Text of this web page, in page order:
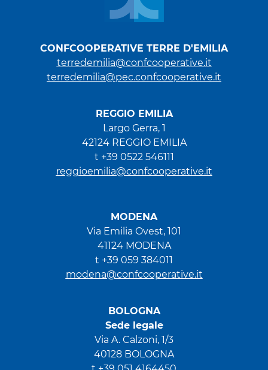
CONFCOOPERATIVE TERRE D'EMILIA
terredemilia@confcooperative.it
terredemilia@pec.confcooperative.it
REGGIO EMILIA
Largo Gerra, 1
42124 REGGIO EMILIA
t +39 0522 546111
reggioemilia@confcooperative.it
MODENA
Via Emilia Ovest, 101
41124 MODENA
t +39 059 384011
modena@confcooperative.it
BOLOGNA
Sede legale
Via A. Calzoni, 1/3
40128 BOLOGNA